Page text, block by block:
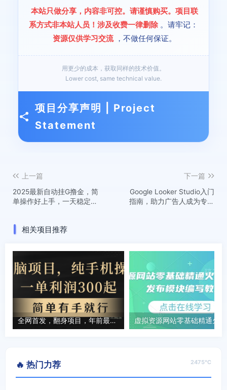
本站只做分享，内容非可控。请谨慎购买。项目联
系方式非本站人员！涉及收费一律删除 。请牢记：
资源仅供学习交流 ，不做任何保证。
用更少的成本，获取同样的技术价值。
Lower cost, same technical value.
项目分享声明 | Project
Statement
上一篇
2025最新自动挂G撸金，简
单操作好上手，一天稳定
下一篇
Google Looker Studio入门
指南，助力广告人成为专业
相关项目推荐
全网首发，翻身项目，年前最赚钱项目之一。收益翻倍！
🔥 热门力荐 2475℃